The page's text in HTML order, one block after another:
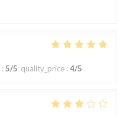
: 5/5 quality_price : 4/5